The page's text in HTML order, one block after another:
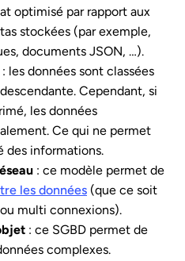
optimisé par rapport aux
stockées (par exemple,
documents JSON, …).
: les données sont classées
Cependant, si
les données
Ce qui ne permet
des informations.
: ce modèle permet de
les données (que ce soit
multi connexions).
: ce SGBD permet de
complexes.